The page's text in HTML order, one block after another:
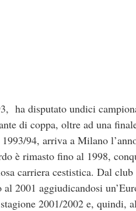
ha disputato undici
di coppa, oltre ad una
94, arriva a Milano
è rimasto fino al 1998,
carriera cestistica. Dal
2001 aggiudicandosi
2001/2002 e, quindi,